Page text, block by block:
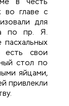
во главе с
для
по пр. Я.
есть свои
стол по
яйцами,
привлекли